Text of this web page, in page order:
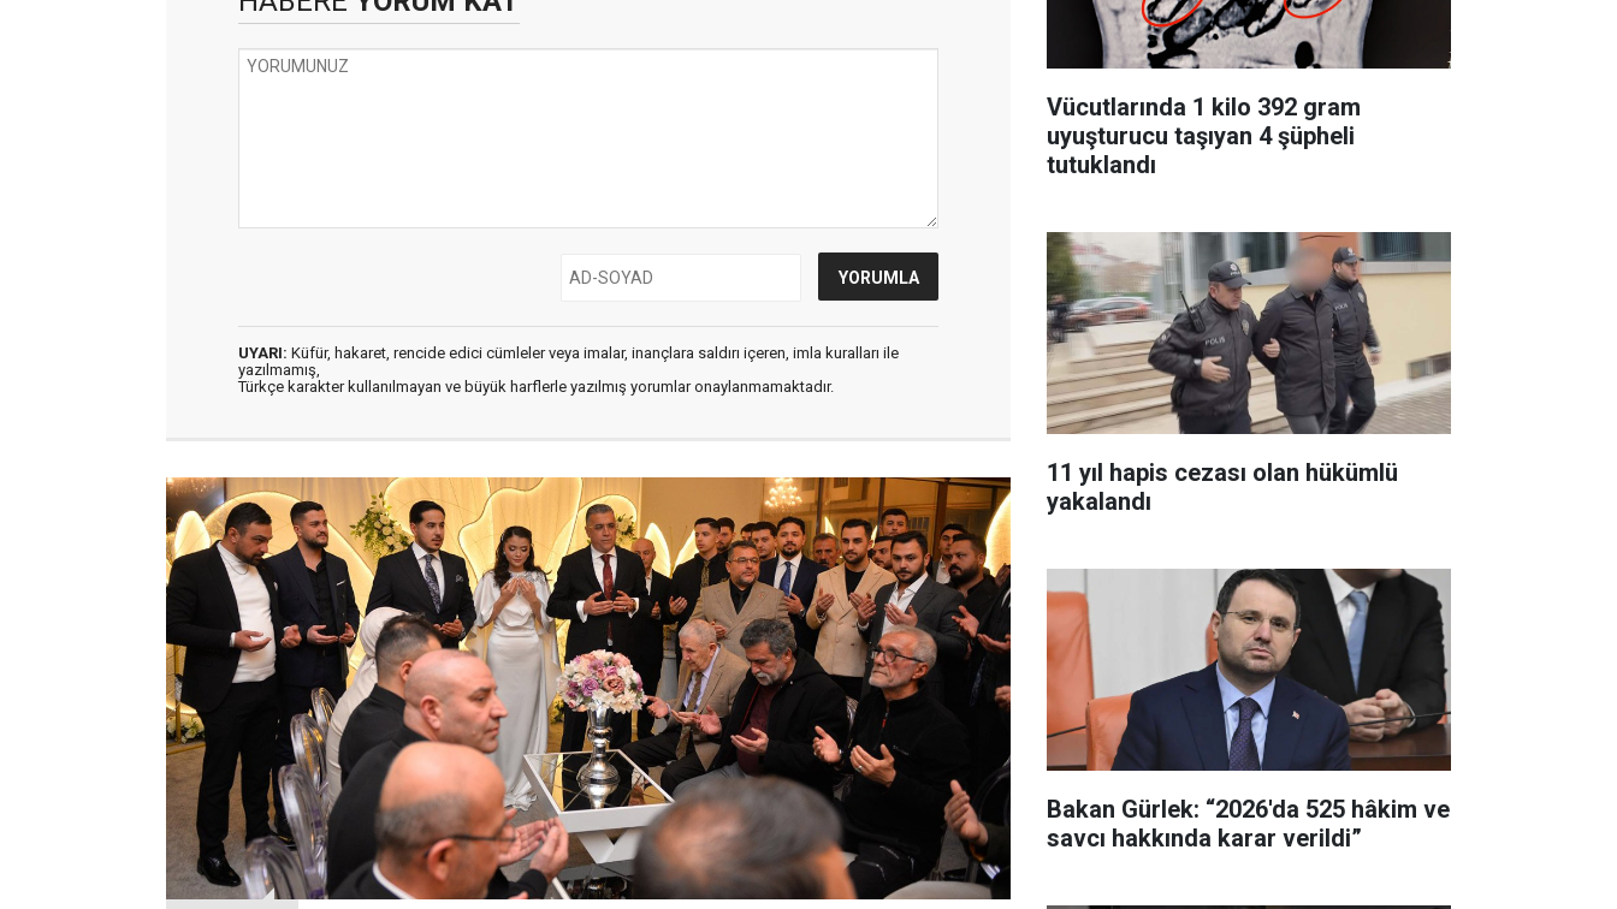
UYARI: Küfür, hakaret, rencide edici cümleler veya imalar, inançlara saldırı içeren, imla kuralları ile
yazılmamış,
Türkçe karakter kullanılmayan ve büyük harflerle yazılmış yorumlar onaylanmamaktadır.
Vücutlarında 1 kilo 392 gram
uyuşturucu taşıyan 4 şüpheli
tutuklandı
11 yıl hapis cezası olan hükümlü
yakalandı
Bakan Gürlek: “2026'da 525 hâkim ve
savcı hakkında karar verildi”